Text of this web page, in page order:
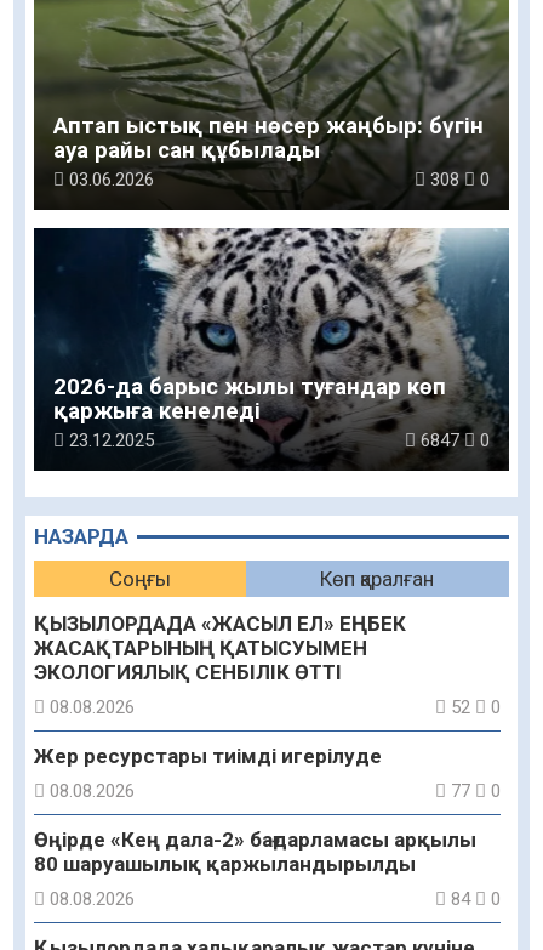
НАЗАРДА
Соңғы
Көп қаралған
ҚЫЗЫЛОРДАДА «ЖАСЫЛ ЕЛ» ЕҢБЕК
ЖАСАҚТАРЫНЫҢ ҚАТЫСУЫМЕН
ЭКОЛОГИЯЛЫҚ СЕНБІЛІК ӨТТІ
08.08.2026 52 0
Жер ресурстары тиімді игерілуде
08.08.2026 77 0
Өңірде «Кең дала-2» бағдарламасы арқылы
80 шаруашылық қаржыландырылды
08.08.2026 84 0
Аптап ыстық пен нөсер жаңбыр: бүгін
ауа райы сан құбылады
03.06.2026 308 0
2026-да барыс жылы туғандар көп
қаржыға кенеледі
23.12.2025 6847 0